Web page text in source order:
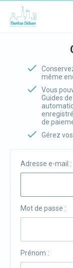
même
Vous
Guides
de
Gérez
Adresse e-mail :
Mot de passe :
Prénom :